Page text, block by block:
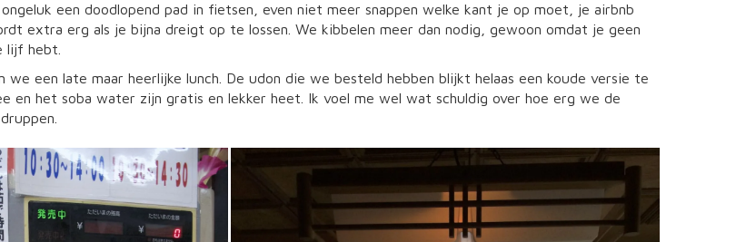
een doodlopend pad in fietsen, even niet meer snappen welke kant je op moet, je airbnb
extra erg als je bijna dreigt op te lossen. We kibbelen meer dan nodig, gewoon omdat je geen
lijf hebt.
we een late maar heerlijke lunch. De udon die we besteld hebben blijkt helaas een koude versie te
en het soba water zijn gratis en lekker heet. Ik voel me wel wat schuldig over hoe erg we de